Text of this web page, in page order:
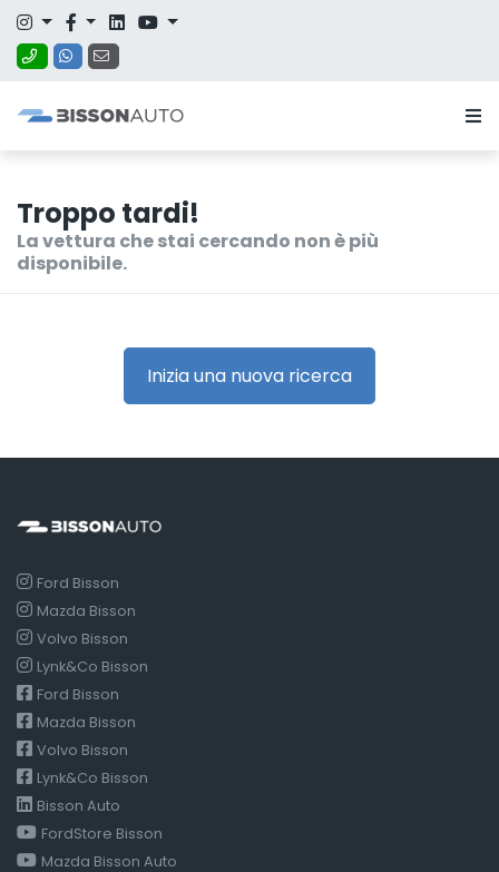
Troppo tardi!
La vettura che stai cercando non è più
disponibile.
Inizia una nuova ricerca
Ford Bisson
Mazda Bisson
Volvo Bisson
Lynk&Co Bisson
Ford Bisson
Mazda Bisson
Volvo Bisson
Lynk&Co Bisson
Bisson Auto
FordStore Bisson
Mazda Bisson Auto